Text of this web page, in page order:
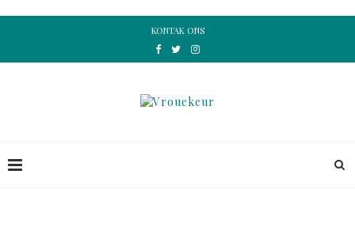
KONTAK ONS